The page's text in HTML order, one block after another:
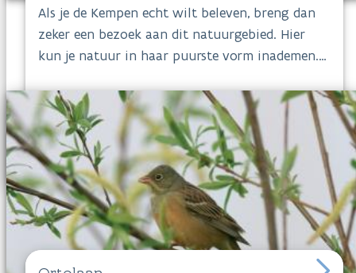
Als je de Kempen echt wilt beleven, breng dan
zeker een bezoek aan dit natuurgebied. Hier
kun je natuur in haar puurste vorm inademen.
veel in zijn mars: dennenbossen, landduinen,
vennen, droge, natte en schrale heide. Met de
fiets, te paard of te voet kun je deze stevige
brok natuur (525 hectare) komen verkennen.